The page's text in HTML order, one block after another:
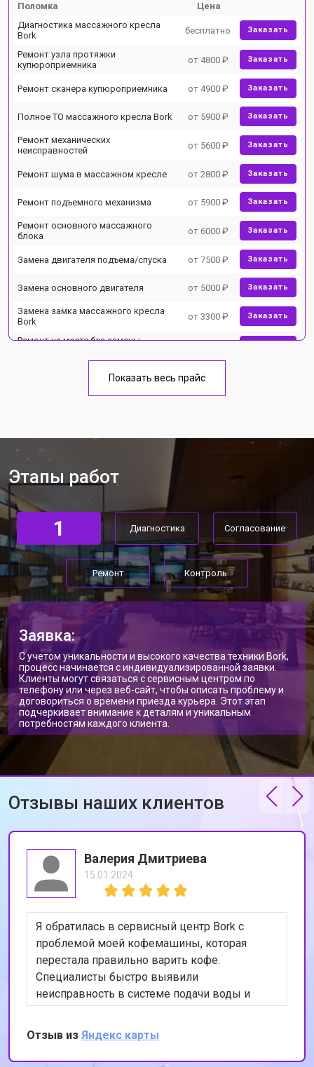
Поломка
Цена
Диагностика массажного кресла
Bork
бесплатно Заказать
Ремонт узла протяжки
купюроприемника
от 4800 ₽ Заказать
Ремонт сканера купюроприемника от 4900 ₽ Заказать
Полное ТО массажного кресла Bork от 5900 ₽ Заказать
Ремонт механических
неисправностей
от 5600 ₽ Заказать
Ремонт шума в массажном кресле от 2800 ₽ Заказать
Ремонт подъемного механизма от 5900 ₽ Заказать
Ремонт основного массажного
блока
от 6000 ₽ Заказать
Замена двигателя подъема/спуска от 7500 ₽ Заказать
Замена основного двигателя от 5000 ₽ Заказать
Замена замка массажного кресла
Bork
от 3300 ₽ Заказать
Ремонт на месте без замены
от 6200 ₽
Замена сканера массажного кресла
Ремонт пневмокамеры от 3900 ₽
Ремонт пневмосистемы от 4500 ₽ Заказать
Ремонт пульта управления от 4200 ₽ Заказать
Ремонт электропроводки от 3900 ₽ Заказать
Ремонт сканера массажного кресла
Bork
от 4800 ₽ Заказать
Ремонт купюроприемника от 4700 ₽ Заказать
Замена сетевого трансформатора от 4500 ₽ Заказать
Ремонт микро-лифта от 5500 ₽ Заказать
Показать весь прайс
Этапы работ
1 Диагностика Согласование
Ремонт Контроль
Заявка:
С учетом уникальности и высокого качества техники Bork,
процесс начинается с индивидуализированной заявки.
Клиенты могут связаться с сервисным центром по
телефону или через веб-сайт, чтобы описать проблему и
договориться о времени приезда курьера. Этот этап
подчеркивает внимание к деталям и уникальным
потребностям каждого клиента.
Отзывы наших клиентов
Валерия Дмитриева
15.01.2024
Я обратилась в сервисный центр Bork с
проблемой моей кофемашины, которая
перестала правильно варить кофе.
Специалисты быстро выявили
неисправность в системе подачи воды и
устранили её. Теперь моя кофемашина
работает как новая. Я очень довольна
качеством обслуживания и
профессионализмом сотрудников. Спасибо
Отзыв из Яндекс карты